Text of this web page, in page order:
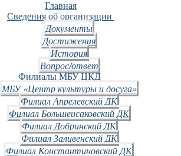
Главная
Сведения об организации
Документы
Достижения
История
Вопрос/ответ
Филиалы МБУ ЦКД
МБУ «Центр культуры и досуга»
Филиал Апрелевский ДК
Филиал Большеисаковский ДК
Филиал Добринский ДК
Филиал Заливенский ДК
Филиал Константиновский ДК